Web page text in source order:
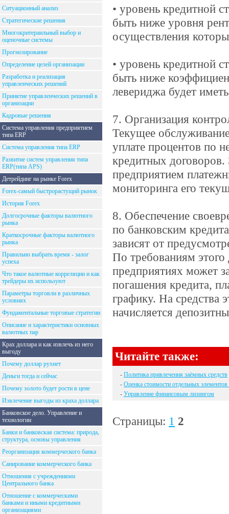
Ситуационный анализ
Стратегические решения
Многокритераильный выбор и
оценочные системы
Прогнозирование
Определение целей организации
Разработка и реализация
управленческих решений
Принятие управленческих решений в
организации
Кадровые решения
Система управления предприятием
типа ERP
Система управления типа ERP
Развитие систем управления типа
ERP(типа APS)
Детрейдинг на рынке Forex
Forex-самый быстрорастущий рынок
История Forex
Долгосрочные факторы валютного
рынка
Краткосрочные факторы валютного
рынка
Правильно выбрать время - залог
успеха
Что такое валютные корреляции и как
трейдеры их используют
Параметры торговли в различных
условиях
Фундаментальные торговые стратегии
Описание и характеристики основных
валютных пар
Крах доллара и как извлечь из него
выгоду
Почему доллар рухнет
Деньги тогда и сейчас
Почему золото будет рости в цене
Извлечение выгоды из краха доллара
Банковское дело. Управление и
технологии
Банки и банковская система: природа,
структура, основы управления
Реорганизация коммерческого банка
Санирование коммерческого банка
Отношения с учреждениями
Центрального банка
Отношение с коммерческими
банками и иными кредитными
организациями
• уровень кредитной
быть ниже уровня
осуществления
• уровень кредитной
быть ниже
левериджа будет
7. Организация
Текущее
уплате процентов по
кредитных
предприятием
мониторинга его
8. Обеспечение
по банковским
зависят от
По требованиям
предприятиях может
погашения кредита,
графику. На средства
начисляется
Читайте также:
- Политика привлечения заёмных средств
- Оценка стоимости отдельных элементов
- Управление финансовым лизингом
Страницы: 1 2